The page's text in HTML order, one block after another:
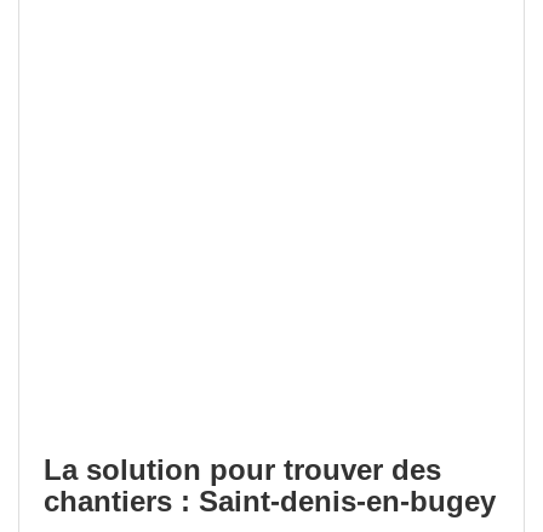
La solution pour trouver des
chantiers : Saint-denis-en-bugey